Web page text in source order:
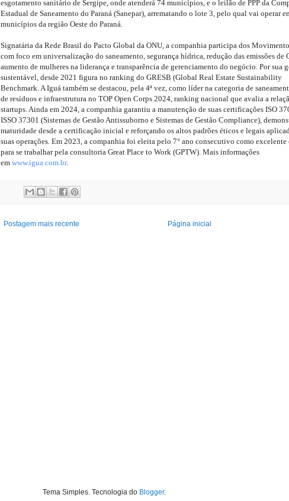
esgotamento sanitário de Sergipe, onde atenderá 74 municípios, e o leilão de PPP da
Estadual de Saneamento do Paraná (Sanepar), arrematando o lote 3, pelo qual vai operar
municípios da região Oeste do Paraná.
Signatária da Rede Brasil do Pacto Global da ONU, a companhia participa dos
com foco em universalização do saneamento, segurança hídrica, redução das emissões de
aumento de mulheres na liderança e transparência de gerenciamento do negócio. Por sua
sustentável, desde 2021 figura no ranking do GRESB (Global Real Estate Sustainability
Benchmark. A Iguá também se destacou, pela 4ª vez, como líder na categoria de
de resíduos e infraestrutura no TOP Open Corps 2024, ranking nacional que avalia a
startups. Ainda em 2024, a companhia garantiu a manutenção de suas certificações ISO
ISSO 37301 (Sistemas de Gestão Antissuborno e Sistemas de Gestão Compliance),
maturidade desde a certificação inicial e reforçando os altos padrões éticos e legais
suas operações. Em 2023, a companhia foi eleita pelo 7° ano consecutivo como excelente
para se trabalhar pela consultoria Great Place to Work (GPTW). Mais informações
em www.igua.com.br.
Postagem mais recente Página inicial
Tema Simples. Tecnologia do Blogger.